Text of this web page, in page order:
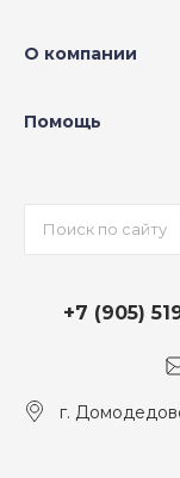
О компании
Помощь
+7 (905)
г.